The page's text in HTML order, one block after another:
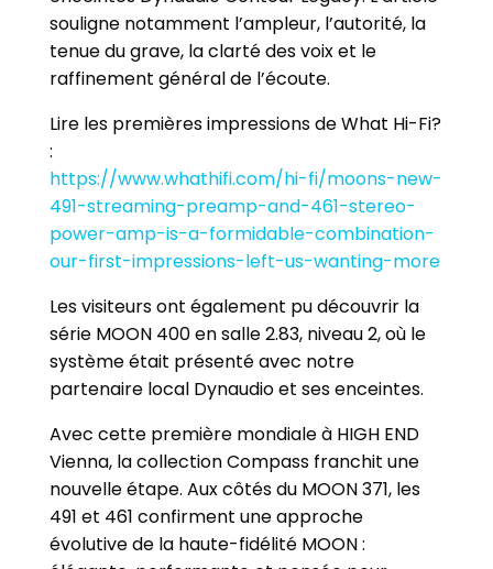
souligne notamment l’ampleur, l’autorité, la
tenue du grave, la clarté des voix et le
raffinement général de l’écoute.
Lire les premières impressions de What Hi-Fi?
:
https://www.whathifi.com/hi-fi/moons-new-
491-streaming-preamp-and-461-stereo-
power-amp-is-a-formidable-combination-
our-first-impressions-left-us-wanting-more
Les visiteurs ont également pu découvrir la
série MOON 400 en salle 2.83, niveau 2, où le
système était présenté avec notre
partenaire local Dynaudio et ses enceintes.
Avec cette première mondiale à HIGH END
Vienna, la collection Compass franchit une
nouvelle étape. Aux côtés du MOON 371, les
491 et 461 confirment une approche
évolutive de la haute-fidélité MOON :